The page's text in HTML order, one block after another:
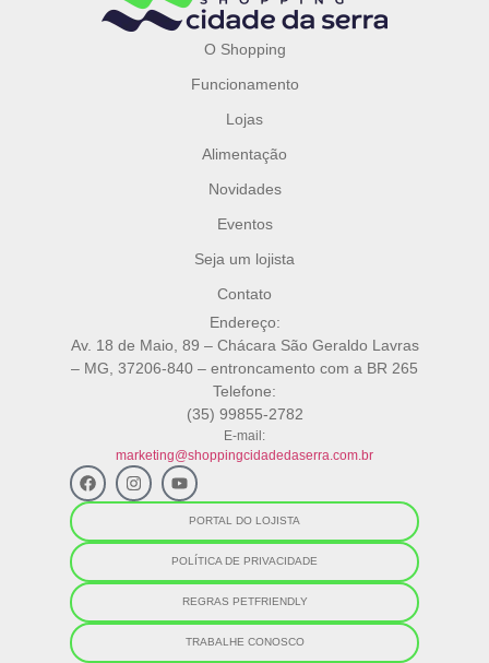
O Shopping
Funcionamento
Lojas
Alimentação
Novidades
Eventos
Seja um lojista
Contato
Endereço:
Av. 18 de Maio, 89 – Chácara São Geraldo Lavras
– MG, 37206-840 – entroncamento com a BR 265
Telefone:
(35) 99855-2782
E-mail:
marketing@shoppingcidadedaserra.com.br
PORTAL DO LOJISTA
POLÍTICA DE PRIVACIDADE
REGRAS PETFRIENDLY
TRABALHE CONOSCO